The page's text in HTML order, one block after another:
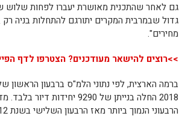
גם לאחר שהתכנית מאושרת יעברו לפחות שלוש
גדול שבמרבית המקרים יתורגם להתחלות בניה
מחירים".
>>רוצים להישאר מעודכנים? הצטרפו לדף
ברמה הארצית, לפי נתוני הלמ"ס ברבעון הראשון
2018 החלה בנייתן של 9290 יחידות